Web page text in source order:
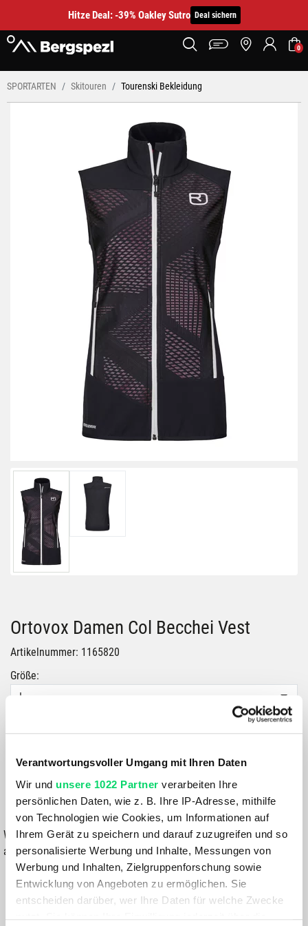
Verantwortungsvoller Umgang mit Ihren Daten
Wir und unsere 1022 Partner verarbeiten Ihre
persönlichen Daten, wie z. B. Ihre IP-Adresse, mithilfe
von Technologien wie Cookies, um Informationen auf
Ihrem Gerät zu speichern und darauf zuzugreifen und so
personalisierte Werbung und Inhalte, Messungen von
Werbung und Inhalten, Zielgruppenforschung sowie
Entwicklung von Angeboten zu ermöglichen. Sie
entscheiden darüber, wer Ihre Daten für welche Zwecke
Hitze Deal: -39% Oakley Sutro Deal sichern
0
SPORTARTEN Skitouren Tourenski Bekleidung
Ortovox Damen Col Becchei Vest
Artikelnummer: 1165820
Größe:
L
249,99 €
Wähle eine Variante aus, um die Verfügbarkeit in unseren Filialen
anzuzeigen
Du hast eine Frage?
Wir rufen dich an und beraten dich gerne.